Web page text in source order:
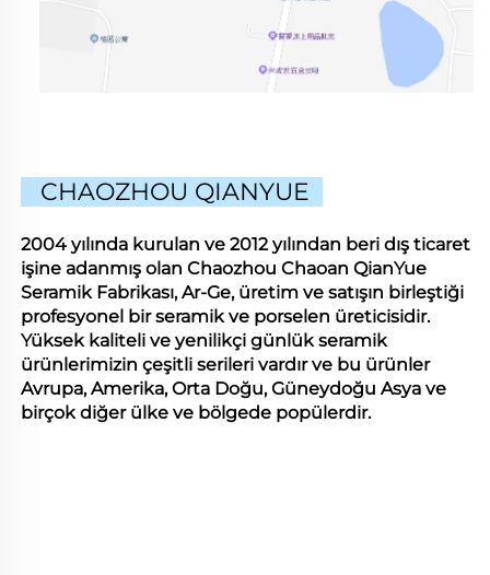
CHAOZHOU QIANYUE
2004 yılında kurulan ve 2012 yılından beri dış ticaret
işine adanmış olan Chaozhou Chaoan QianYue
Seramik Fabrikası, Ar-Ge, üretim ve satışın birleştiği
profesyonel bir seramik ve porselen üreticisidir.
Yüksek kaliteli ve yenilikçi günlük seramik
ürünlerimizin çeşitli serileri vardır ve bu ürünler
Avrupa, Amerika, Orta Doğu, Güneydoğu Asya ve
birçok diğer ülke ve bölgede popülerdir.